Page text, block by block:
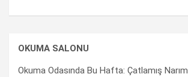
OKUMA SALONU
Okuma Odasında Bu Hafta: Çatlamış Narım